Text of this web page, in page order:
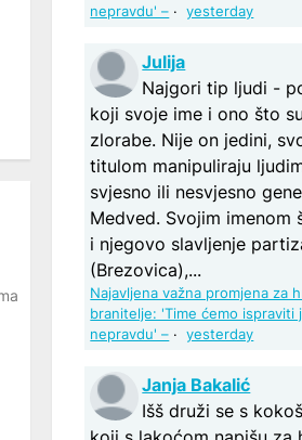
nepravdu' – ·yesterday
Julija
Najgori tip ljudi -
koji svoje ime i ono što
zlorabe. Nije on jedini,
titulom manipuliraju
svjesno ili nesvjesno
Medved. Svojim imenom
i njegovo slavljenje
(Brezovica),...
Najavljena važna promjena za
branitelje: 'Time ćemo ispraviti
nepravdu' – ·yesterday
Janja Bakalić
Išš druži se s